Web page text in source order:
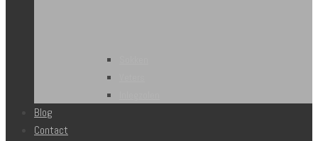
Blog
Contact